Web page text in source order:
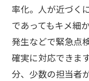
率化。人が近づく
であってもキメ細
発生などで緊急点
確実に対応できま
分、少数の担当者